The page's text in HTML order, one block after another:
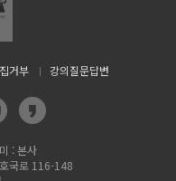
거부 강의질문답변
: 본사
국로 116-148